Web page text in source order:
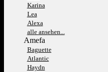
Karina
Lea
Alexa
alle ansehen...
Amefa
Baguette
Atlantic
Haydn